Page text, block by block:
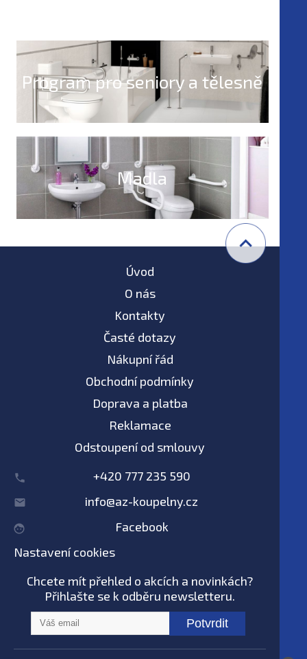
Program pro seniory a tělesně
postižené
Madla
Úvod
O nás
Kontakty
Časté dotazy
Nákupní řád
Obchodní podmínky
Doprava a platba
Reklamace
Odstoupení od smlouvy
+420 777 235 590
info@az-koupelny.cz
Facebook
Nastavení cookies
Chcete mít přehled o akcích a novinkách?
Přihlašte se k odběru newsletteru.
Potvrdit